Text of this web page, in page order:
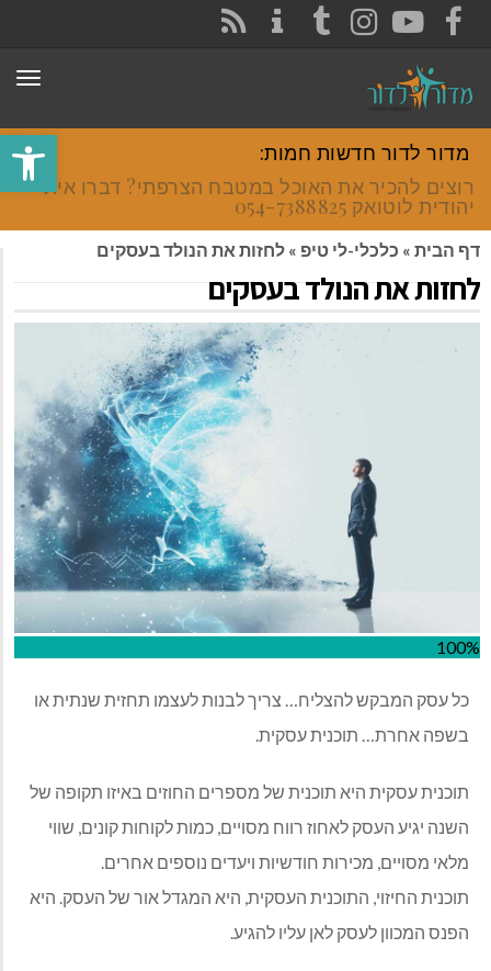
פתח
FACEBOOK
YOUTUBE
INSTAGRAM
TUMBLR
מדור לדור חדשות חמות:
רוצים להכיר את האוכל במטבח הצרפתי? דברו איתי
יהודית לוטואק 054-7388825.
דף הבית » כלכלי-לי טיפ » לחזות את הנולד בעסקים
לחזות את הנולד בעסקים
100%
כל עסק המבקש להצליח… צריך לבנות לעצמו תחזית שנתית או
בשפה אחרת… תוכנית עסקית.
תוכנית עסקית היא תוכנית של מספרים החוזים באיזו תקופה של
השנה יגיע העסק לאחוז רווח מסויים, כמות לקוחות קונים, שווי
מלאי מסויים, מכירות חודשיות ויעדים נוספים אחרים.
תוכנית החיזוי, התוכנית העסקית, היא המגדל אור של העסק. היא
הפנס המכוון לעסק לאן עליו להגיע.